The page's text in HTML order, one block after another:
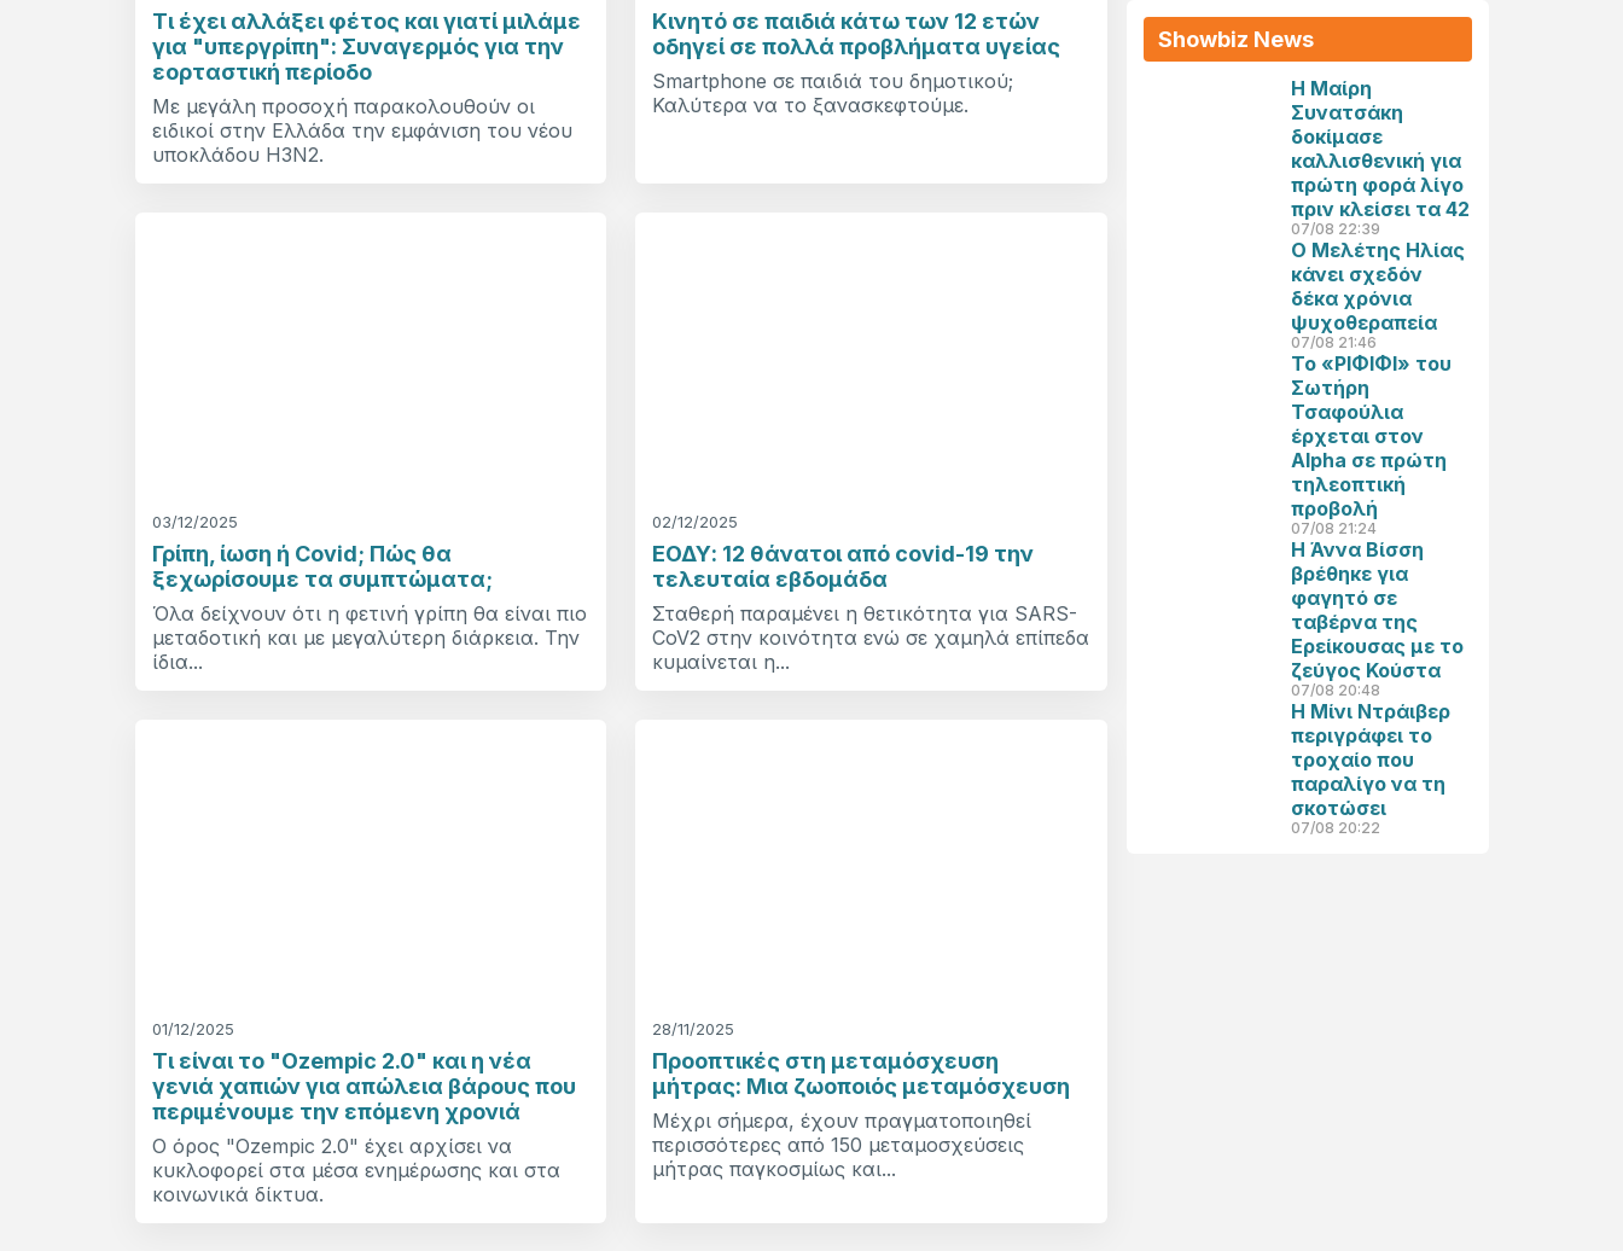
Τι έχει αλλάξει φέτος και γιατί μιλάμε
για "υπεργρίπη": Συναγερμός για την
εορταστική περίοδο
Με μεγάλη προσοχή παρακολουθούν οι
ειδικοί στην Ελλάδα την εμφάνιση του νέου
υποκλάδου H3N2.
Κινητό σε παιδιά κάτω των 12 ετών
οδηγεί σε πολλά προβλήματα υγείας
Smartphone σε παιδιά του δημοτικού;
Καλύτερα να το ξανασκεφτούμε.
03/12/2025
Γρίπη, ίωση ή Covid; Πώς θα
ξεχωρίσουμε τα συμπτώματα;
Όλα δείχνουν ότι η φετινή γρίπη θα είναι πιο
μεταδοτική και με μεγαλύτερη διάρκεια. Την
ίδια...
02/12/2025
ΕΟΔΥ: 12 θάνατοι από covid-19 την
τελευταία εβδομάδα
Σταθερή παραμένει η θετικότητα για SARS-
CoV2 στην κοινότητα ενώ σε χαμηλά επίπεδα
κυμαίνεται η...
01/12/2025
Τι είναι το "Ozempic 2.0" και η νέα
γενιά χαπιών για απώλεια βάρους που
περιμένουμε την επόμενη χρονιά
Ο όρος "Ozempic 2.0" έχει αρχίσει να
κυκλοφορεί στα μέσα ενημέρωσης και στα
κοινωνικά δίκτυα.
28/11/2025
Προοπτικές στη μεταμόσχευση
μήτρας: Μια ζωοποιός μεταμόσχευση
Μέχρι σήμερα, έχουν πραγματοποιηθεί
περισσότερες από 150 μεταμοσχεύσεις
μήτρας παγκοσμίως και...
Showbiz News
Η Μαίρη
Συνατσάκη
δοκίμασε
καλλισθενική για
πρώτη φορά λίγο
πριν κλείσει τα 42
07/08 22:39
Ο Μελέτης Ηλίας
κάνει σχεδόν
δέκα χρόνια
ψυχοθεραπεία
07/08 21:46
Το «ΡΙΦΙΦΙ» του
Σωτήρη
Τσαφούλια
έρχεται στον
Alpha σε πρώτη
τηλεοπτική
προβολή
07/08 21:24
Η Άννα Βίσση
βρέθηκε για
φαγητό σε
ταβέρνα της
Ερείκουσας με το
ζεύγος Κούστα
07/08 20:48
Η Μίνι Ντράιβερ
περιγράφει το
τροχαίο που
παραλίγο να τη
σκοτώσει
07/08 20:22